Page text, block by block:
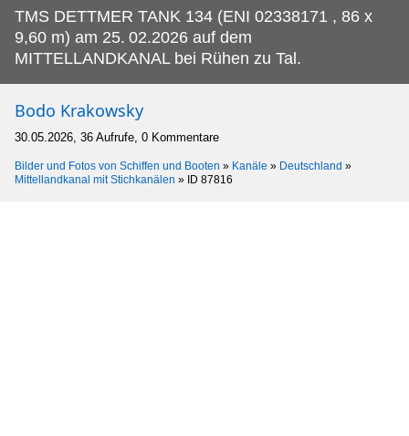
TMS DETTMER TANK 134 (ENI 02338171 , 86 x
9,60 m) am 25. 02.2026 auf dem
MITTELLANDKANAL bei Rühen zu Tal.
Bodo Krakowsky
30.05.2026, 36 Aufrufe, 0 Kommentare
Bilder und Fotos von Schiffen und Booten » Kanäle » Deutschland »
Mittellandkanal mit Stichkanälen » ID 87816